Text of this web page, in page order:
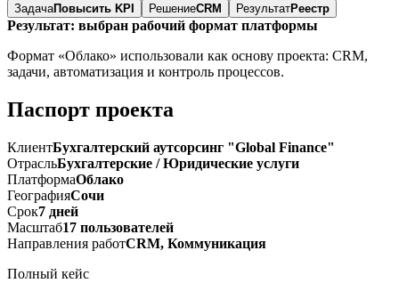
ЗадачаПовысить KPI РешениеCRM РезультатРеестр
Результат: выбран рабочий формат платформы
Формат «Облако» использовали как основу проекта: CRM,
задачи, автоматизация и контроль процессов.
Паспорт проекта
КлиентБухгалтерский аутсорсинг "Global Finance"
ОтрасльБухгалтерские / Юридические услуги
ПлатформаОблако
ГеографияСочи
Срок7 дней
Масштаб17 пользователей
Направления работCRM, Коммуникация
Полный кейс